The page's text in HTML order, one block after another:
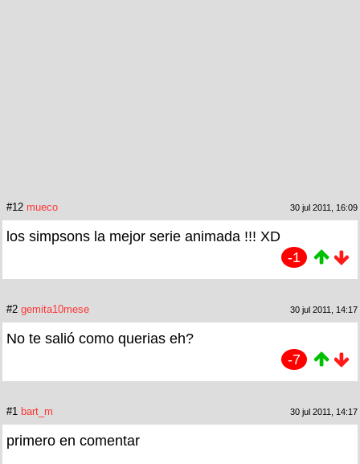
#12 mueco 30 jul 2011, 16:09
los simpsons la mejor serie animada !!! XD
-1
#2 gemita10mese 30 jul 2011, 14:17
No te salió como querias eh?
-7
#1 bart_m 30 jul 2011, 14:17
primero en comentar